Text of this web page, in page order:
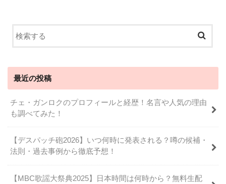
最近の投稿
チェ・ガンロクのプロフィールと経歴！名言や人気の理由
も調べてみた！
【デスパッチ砲2026】いつ何時に発表される？噂の候補・
法則・過去事例から徹底予想！
【MBC歌謡大祭典2025】日本時間は何時から？無料生配